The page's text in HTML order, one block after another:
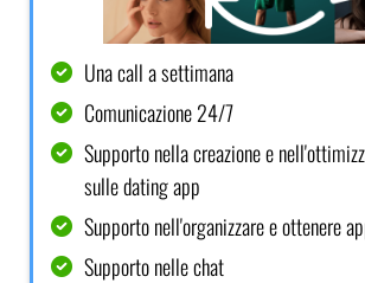
Una call a settimana
Comunicazione 24/7
Supporto nella creazione e
sulle dating app
Supporto nell'organizzare e ottenere
Supporto nelle chat